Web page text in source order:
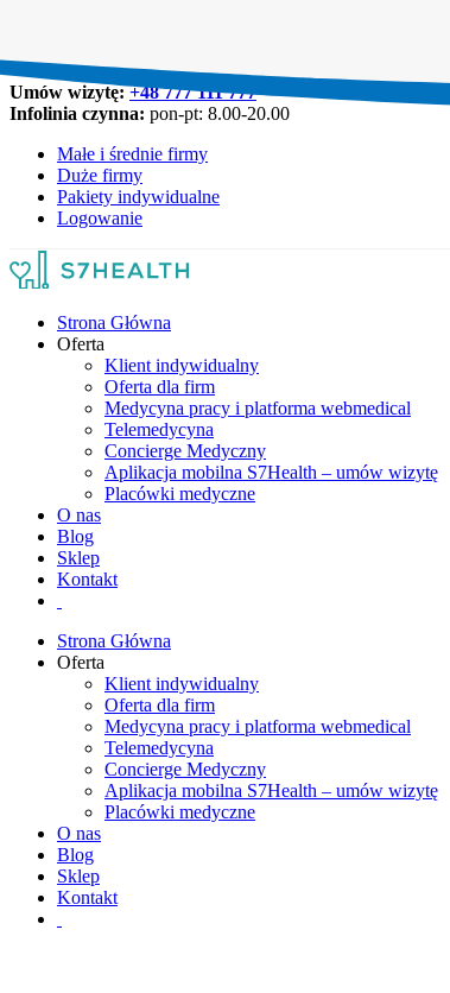
Umów wizytę:+48 777 111 777
Infolinia czynna: pon-pt: 8.00-20.00
Małe i średnie firmy
Duże firmy
Pakiety indywidualne
Logowanie
Strona Główna
Oferta
Klient indywidualny
Oferta dla firm
Medycyna pracy i platforma webmedical
Telemedycyna
Concierge Medyczny
Aplikacja mobilna S7Health – umów wizytę
Placówki medyczne
O nas
Blog
Sklep
Kontakt
Strona Główna
Oferta
Klient indywidualny
Oferta dla firm
Medycyna pracy i platforma webmedical
Telemedycyna
Concierge Medyczny
Aplikacja mobilna S7Health – umów wizytę
Placówki medyczne
O nas
Blog
Sklep
Kontakt